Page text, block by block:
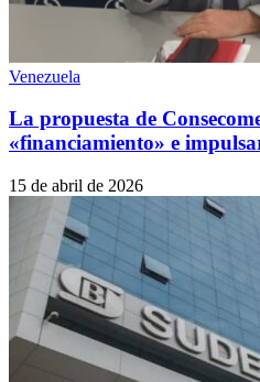
Venezuela
La propuesta de
«financiamiento» e
15 de abril de 2026